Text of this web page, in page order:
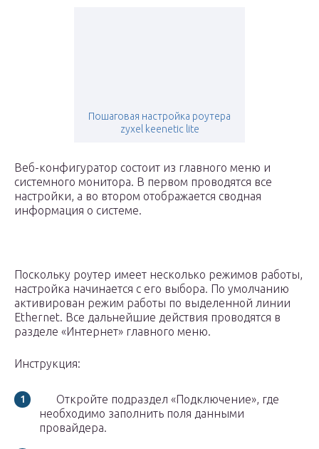
Пошаговая настройка роутера
zyxel keenetic lite
Веб-конфигуратор состоит из главного меню и
системного монитора. В первом проводятся все
настройки, а во втором отображается сводная
информация о системе.
Поскольку роутер имеет несколько режимов работы,
настройка начинается с его выбора. По умолчанию
активирован режим работы по выделенной линии
Ethernet. Все дальнейшие действия проводятся в
разделе «Интернет» главного меню.
Инструкция:
Откройте подраздел «Подключение», где
необходимо заполнить поля данными
провайдера.